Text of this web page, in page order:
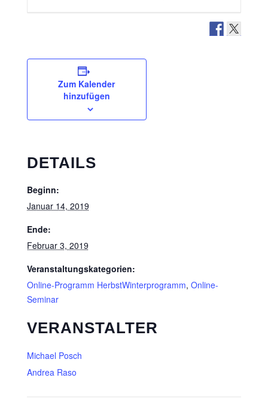
Zum Kalender
hinzufügen
DETAILS
Beginn:
Januar 14, 2019
Ende:
Februar 3, 2019
Veranstaltungskategorien:
Online-Programm HerbstWinterprogramm, Online-
Seminar
VERANSTALTER
Michael Posch
Andrea Raso